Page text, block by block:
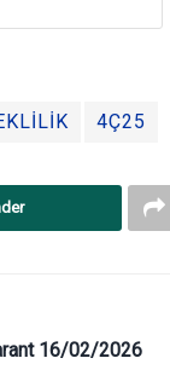
4Ç25
16/02/2026